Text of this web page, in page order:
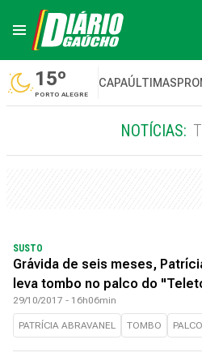
15º
PORTO ALEGRE
CAPAÚLTIMAS
NOTÍCIAS:
SUSTO
Grávida de seis meses,
leva tombo no palco do
29/10/2017 - 16h06min
PATRÍCIA ABRAVANEL TOMBO PALCO